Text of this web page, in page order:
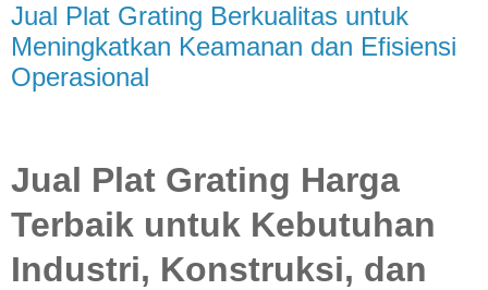
Jual Plat Grating Berkualitas untuk
Meningkatkan Keamanan dan Efisiensi
Operasional
Jual Plat Grating Harga
Terbaik untuk Kebutuhan
Industri, Konstruksi, dan